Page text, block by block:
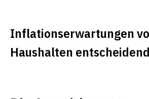
Inflationserwartungen
Haushalten entscheidend